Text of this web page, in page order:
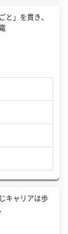
と」を貫き、
キャリアは歩